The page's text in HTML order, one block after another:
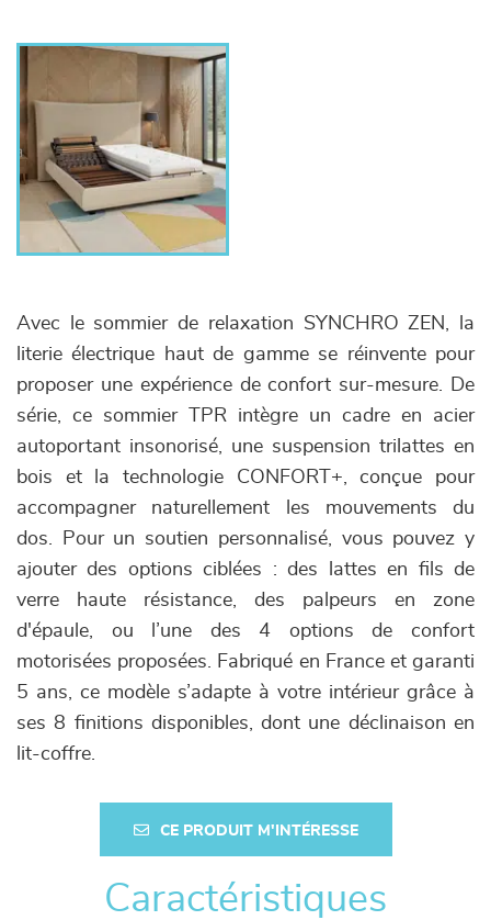
Avec le sommier de relaxation SYNCHRO ZEN, la
literie électrique haut de gamme se réinvente pour
proposer une expérience de confort sur-mesure. De
série, ce sommier TPR intègre un cadre en acier
autoportant insonorisé, une suspension trilattes en
bois et la technologie CONFORT+, conçue pour
accompagner naturellement les mouvements du
dos. Pour un soutien personnalisé, vous pouvez y
ajouter des options ciblées : des lattes en fils de
verre haute résistance, des palpeurs en zone
d'épaule, ou l’une des 4 options de confort
motorisées proposées. Fabriqué en France et garanti
5 ans, ce modèle s’adapte à votre intérieur grâce à
ses 8 finitions disponibles, dont une déclinaison en
lit-coffre.
CE PRODUIT M'INTÉRESSE
Caractéristiques